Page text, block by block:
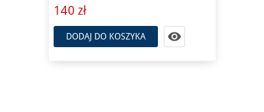
140 zł
DODAJ DO KOSZYKA 